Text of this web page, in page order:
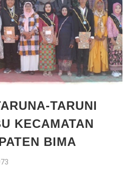
TARUNI
KECAMATAN
BIMA